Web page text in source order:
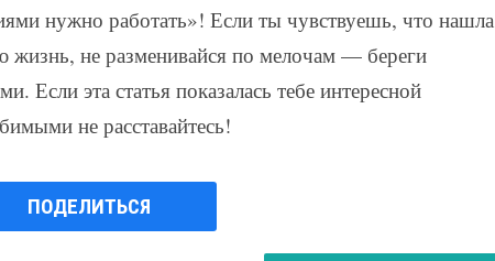
нужно работать»! Если ты чувствуешь, что нашла
жизнь, не разменивайся по мелочам — береги
Если эта статья показалась тебе интересной
не расставайтесь!
ПОДЕЛИТЬСЯ